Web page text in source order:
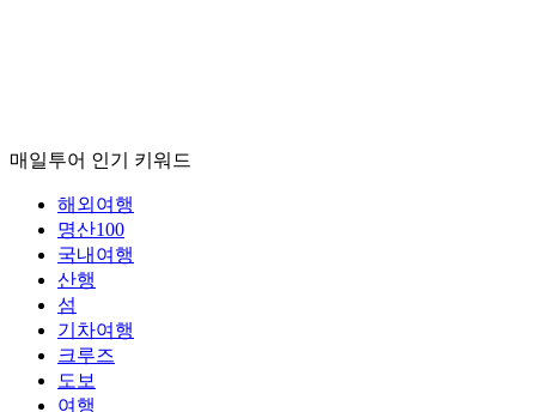
매일투어 인기 키워드
해외여행
명산100
국내여행
산행
섬
기차여행
크루즈
도보
여행